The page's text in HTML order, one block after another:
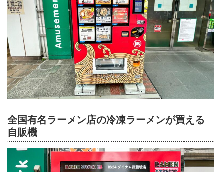
全国有名ラーメン店の冷凍ラーメンが買える
自販機